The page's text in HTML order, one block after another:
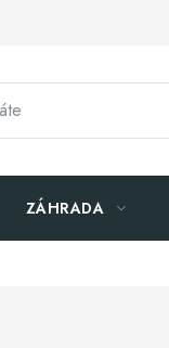
ZÁHRADA